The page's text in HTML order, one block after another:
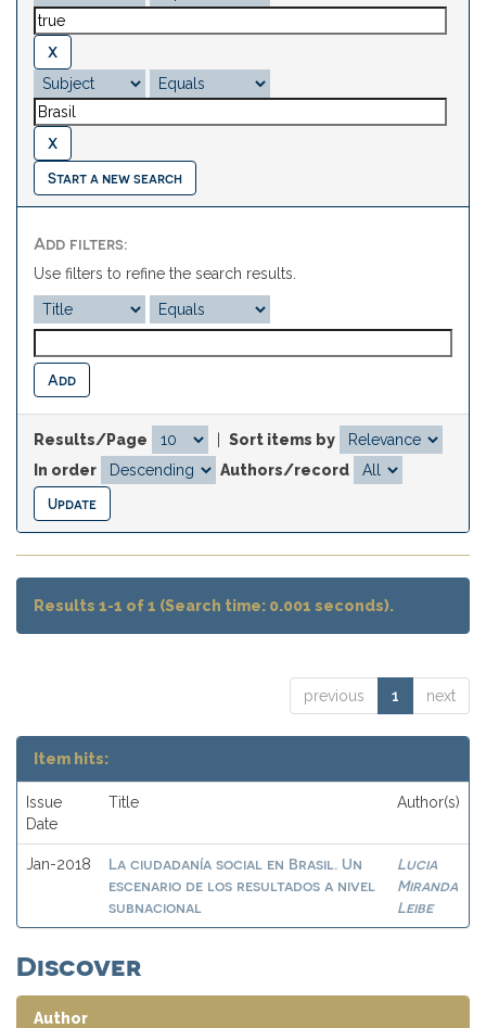
Start a new search
Add filters:
Use filters to refine the search results.
Results/Page
Sort items by
In order
Authors/record
Results 1-1 of 1 (Search time: 0.001 seconds).
previous 1 next
Item hits:
Issue
Date
Title Author(s)
Jan-2018
La ciudadanía social en Brasil. Un
escenario de los resultados a nivel
subnacional
Lucia
Miranda
Leibe
Discover
Author